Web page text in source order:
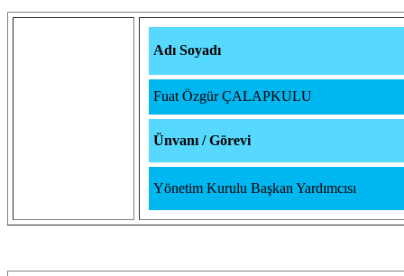
Adı Soyadı
Fuat Özgür ÇALAPKULU
Ünvanı / Görevi
Yönetim Kurulu Başkan Yardımcısı